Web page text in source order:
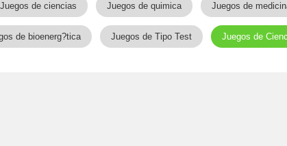
Juegos de ciencias Juegos de quimica Juegos de
de bioenerg?tica Juegos de Tipo Test Juegos de